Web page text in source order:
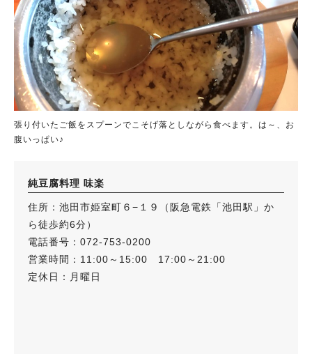
張り付いたご飯をスプーンでこそげ落としながら食べます。は～、お
腹いっぱい♪
純豆腐料理 味楽
住所：池田市姫室町６−１９（阪急電鉄「池田駅」か
ら徒歩約6分）
電話番号：072-753-0200
営業時間：11:00～15:00 17:00～21:00
定休日：月曜日